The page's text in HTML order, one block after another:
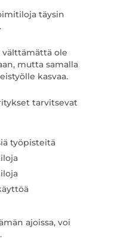
täysin
ole
mutta samalla
kasvaa.
tarvitsevat
työpisteitä
ajoissa, voi